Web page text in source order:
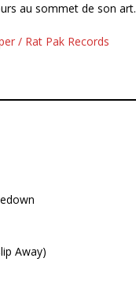
au sommet de son art.
/ Rat Pak Records
Away)